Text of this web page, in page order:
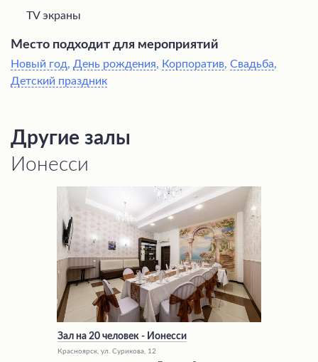
TV экраны
Место подходит для мероприятий
Новый год, День рождения, Корпоратив, Свадьба,
Детский праздник
Другие залы
Ионесси
Зал на 20 человек - Ионесси
Красноярск, ул. Сурикова, 12